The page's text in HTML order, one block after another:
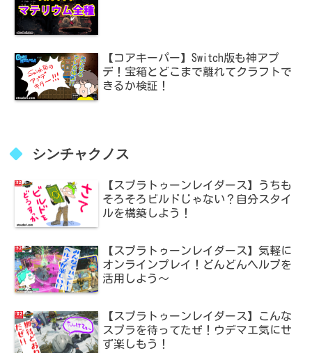
【コアキーパー】Switch版も神アプ
デ！宝箱とどこまで離れてクラフトで
きるか検証！
シンチャクノス
【スプラトゥーンレイダース】うちも
そろそろビルドじゃない？自分スタイ
ルを構築しよう！
【スプラトゥーンレイダース】気軽に
オンラインプレイ！どんどんヘルプを
活用しよう～
【スプラトゥーンレイダース】こんな
スプラを待ってたぜ！ウデマエ気にせ
ず楽しもう！